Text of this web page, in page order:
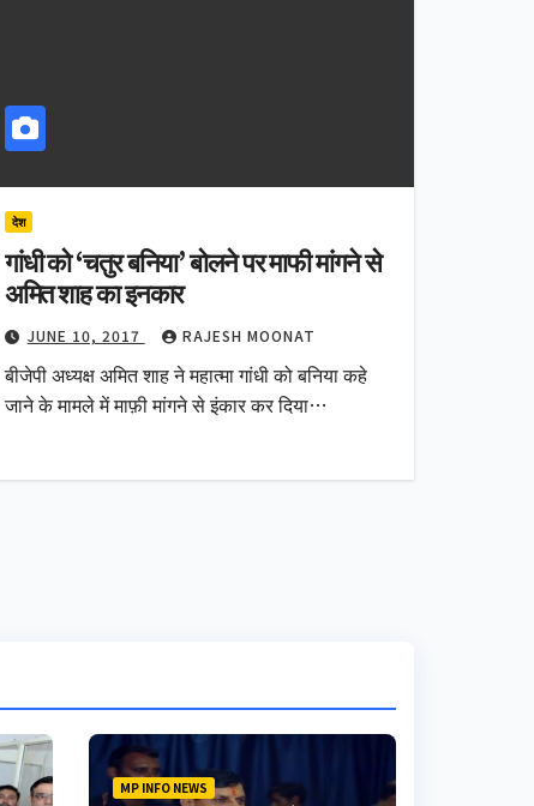
देश
गांधी को ‘चतुर बनिया’ बोलने पर माफी मांगने से
अमित शाह का इनकार
JUNE 10, 2017 RAJESH MOONAT
बीजेपी अध्यक्ष अमित शाह ने महात्मा गांधी को बनिया कहे
जाने के मामले में माफ़ी मांगने से इंकार कर दिया…
MP INFO NEWS